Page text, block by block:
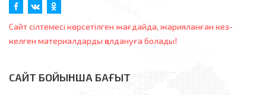
Сайт сілтемесі көрсетілген жағдайда, жарияланған кез-
келген материалдарды қолдануға болады!
САЙТ БОЙЫНША БАҒЫТ